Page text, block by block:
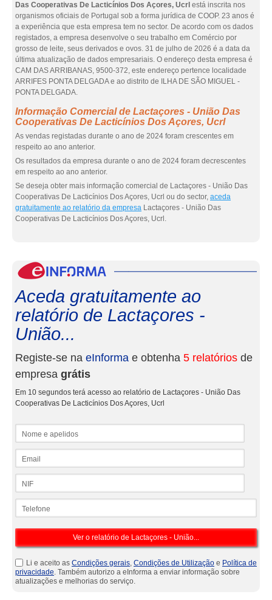
Das Cooperativas De Lacticínios Dos Açores, Ucrl está inscrita nos
organismos oficiais de Portugal sob a forma jurídica de COOP. 23 anos é
a experiência que esta empresa tem no sector. De acordo com os dados
registados, a empresa desenvolve o seu trabalho em Comércio por
grosso de leite, seus derivados e ovos. 31 de julho de 2026 é a data da
última atualização de dados empresariais. O endereço desta empresa é
CAM DAS ARRIBANAS, 9500-372, este endereço pertence localidade
ARRIFES PONTA DELGADA e ao distrito de ILHA DE SÃO MIGUEL -
PONTA DELGADA.
Informação Comercial de Lactaçores - União Das
Cooperativas De Lacticínios Dos Açores, Ucrl
As vendas registadas durante o ano de 2024 foram crescentes em
respeito ao ano anterior.
Os resultados da empresa durante o ano de 2024 foram decrescentes
em respeito ao ano anterior.
Se deseja obter mais informação comercial de Lactaçores - União Das
Cooperativas De Lacticínios Dos Açores, Ucrl ou do sector, aceda
gratuitamente ao relatório da empresa Lactaçores - União Das
Cooperativas De Lacticínios Dos Açores, Ucrl.
Aceda gratuitamente ao
relatório de Lactaçores -
União...
Registe-se na eInforma e obtenha 5 relatórios de
empresa grátis
Em 10 segundos terá acesso ao relatório de Lactaçores - União Das
Cooperativas De Lacticínios Dos Açores, Ucrl
Li e aceito as Condições gerais, Condições de Utilização e Política de
privacidade. Também autorizo a eInforma a enviar informação sobre
atualizações e melhorias do serviço.